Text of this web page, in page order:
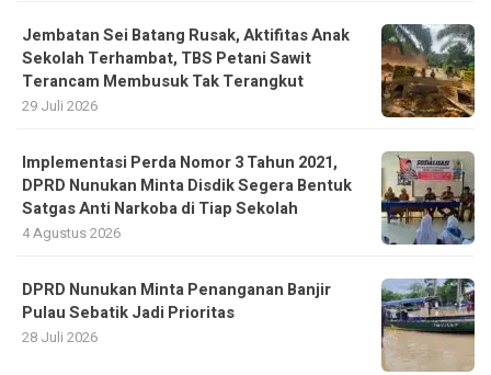
Jembatan Sei Batang Rusak, Aktifitas Anak
Sekolah Terhambat, TBS Petani Sawit
Terancam Membusuk Tak Terangkut
29 Juli 2026
Implementasi Perda Nomor 3 Tahun 2021,
DPRD Nunukan Minta Disdik Segera Bentuk
Satgas Anti Narkoba di Tiap Sekolah
4 Agustus 2026
DPRD Nunukan Minta Penanganan Banjir
Pulau Sebatik Jadi Prioritas
28 Juli 2026